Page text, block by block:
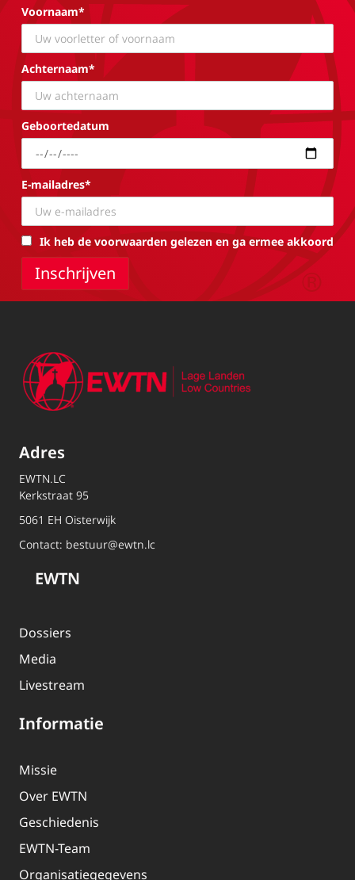
Voornaam*
Achternaam*
Geboortedatum
E-mailadres*
Ik heb de voorwaarden gelezen en ga ermee akkoord
Adres
EWTN.LC
Kerkstraat 95
5061 EH Oisterwijk
Contact: bestuur@ewtn.lc
EWTN
Dossiers
Media
Livestream
Informatie
Missie
Over EWTN
Geschiedenis
EWTN-Team
Organisatiegegevens